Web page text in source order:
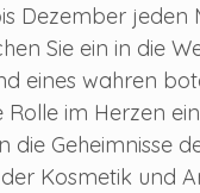
Dezember jeden
Sie ein in die
eines wahren
Rolle im Herzen
Geheimnisse
Kosmetik und